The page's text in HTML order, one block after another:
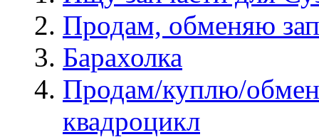
Продам, обменяю
Барахолка
Продам/куплю/
квадроцикл